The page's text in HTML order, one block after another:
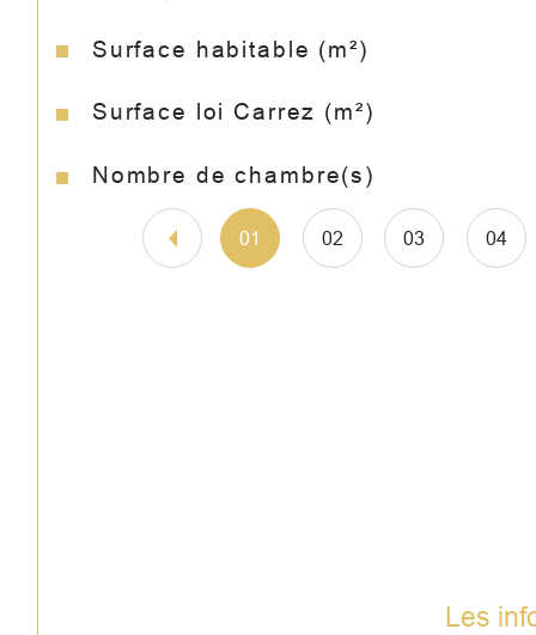
Surface habitable (m²)
Surface loi Carrez (m²)
Nombre de chambre(s)
01 02 03 04
Les